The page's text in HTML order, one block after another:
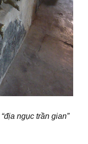
ngục trần gian”